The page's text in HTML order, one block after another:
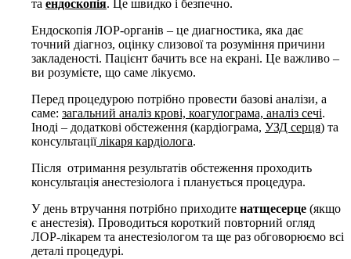
та ендоскопія. Це швидко і безпечно.
Ендоскопія ЛОР-органів – це диагностика, яка дає
точний діагноз, оцінку слизової та розуміння причини
закладеності. Пацієнт бачить все на екрані. Це важливо –
ви розумієте, що саме лікуємо.
Перед процедурою потрібно провести базові аналізи, а
саме: загальний аналіз крові, коагулограма, аналіз сечі.
Іноді – додаткові обстеження (кардіограма, УЗД серця) та
консультаціїлікаря кардіолога.
Після отримання результатів обстеження проходить
консультація анестезіолога і планується процедура.
У день втручання потрібно приходите натщесерце (якщо
є анестезія). Проводиться короткий повторний огляд
ЛОР-лікарем та анестезіологом та ще раз обговорюємо всі
деталі процедурі.